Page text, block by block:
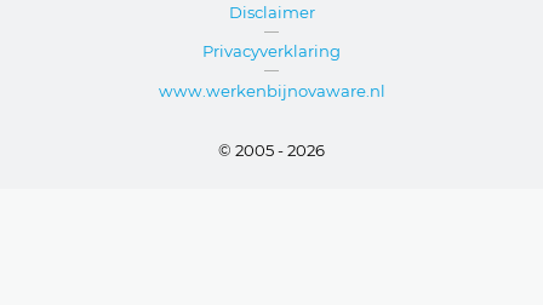
© 2005 - 2026
Disclaimer
Privacyverklaring
www.werkenbijnovaware.nl